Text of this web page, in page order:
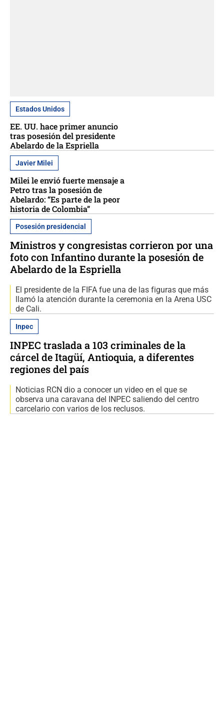
Estados Unidos
EE. UU. hace primer anuncio
tras posesión del presidente
Abelardo de la Espriella
Javier Milei
Milei le envió fuerte mensaje a
Petro tras la posesión de
Abelardo: “Es parte de la peor
historia de Colombia”
Posesión presidencial
Ministros y congresistas corrieron por una
foto con Infantino durante la posesión de
Abelardo de la Espriella
El presidente de la FIFA fue una de las figuras que más
llamó la atención durante la ceremonia en la Arena USC
de Cali.
Inpec
INPEC traslada a 103 criminales de la
cárcel de Itagüí, Antioquia, a diferentes
regiones del país
Noticias RCN dio a conocer un video en el que se
observa una caravana del INPEC saliendo del centro
carcelario con varios de los reclusos.